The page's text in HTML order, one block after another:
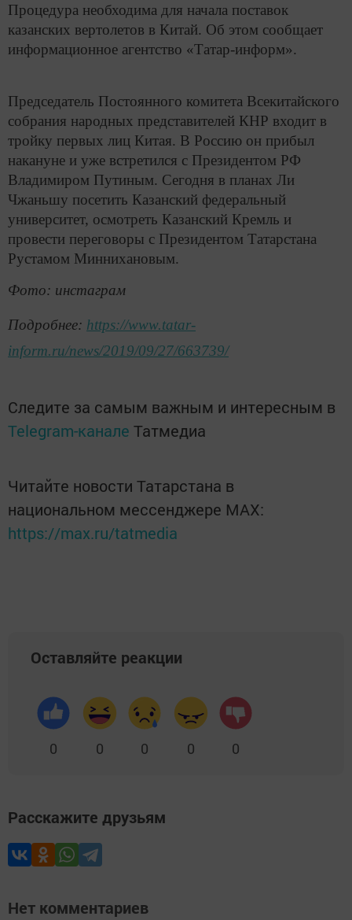
Процедура необходима для начала поставок
казанских вертолетов в Китай. Об этом сообщает
информационное агентство «Татар-информ».
Председатель Постоянного комитета Всекитайского
собрания народных представителей КНР входит в
тройку первых лиц Китая. В Россию он прибыл
накануне и уже встретился с Президентом РФ
Владимиром Путиным. Сегодня в планах Ли
Чжаньшу посетить Казанский федеральный
университет, осмотреть Казанский Кремль и
провести переговоры с Президентом Татарстана
Рустамом Миннихановым.
Фото: инстаграм
Подробнее: https://www.tatar-
inform.ru/news/2019/09/27/663739/
Следите за самым важным и интересным в
Telegram-канале Татмедиа
Читайте новости Татарстана в
национальном мессенджере MАХ:
https://max.ru/tatmedia
Оставляйте реакции
0 0 0 0 0
Расскажите друзьям
Нет комментариев